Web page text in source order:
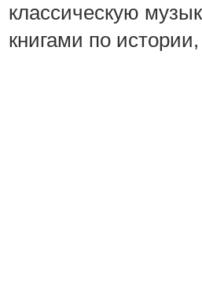
классическую
книгами по